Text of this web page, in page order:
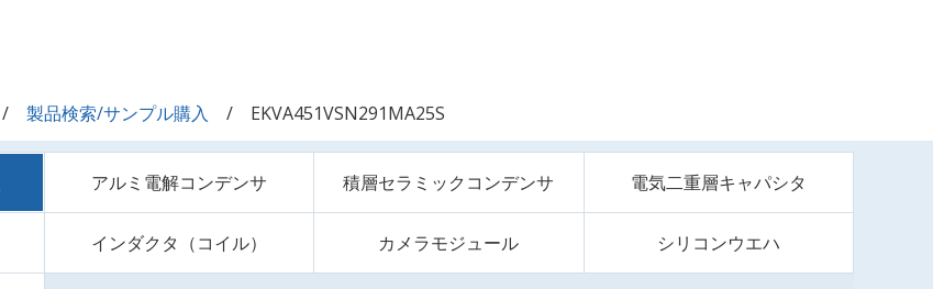
製品検索/サンプル購入 EKVA451VSN291MA25S
アルミ電解コンデンサ 積層セラミックコンデンサ 電気二重層キャパシタ
インダクタ（コイル） カメラモジュール シリコンウエハ